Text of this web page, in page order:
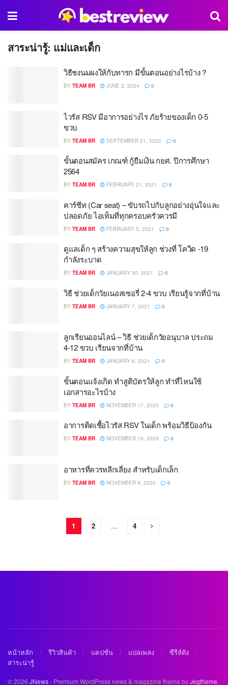
สาระน่ารู้: แม่และเด็ก
วิธีชงนมผงให้กับทารก มีขั้นตอนอย่างไรบ้าง ?
BY TEAM BR JUNE 2, 2024 0
ไวรัส RSV มีอาการอย่างไร ภัยร้ายของเด็ก 0-5
ขวบ
BY TEAM BR SEPTEMBER 21, 2022 0
ขั้นตอนสมัคร เกณฑ์ กู้ยืมเงิน กยศ. ปีการศึกษา
2564
BY TEAM BR FEBRUARY 21, 2021 0
คาร์ซีท (Car seat) – ขับรถไปกับลูกอย่างอุ่นใจและ
ปลอดภัย ไอเท็มที่ทุกครอบครัวควรมี
BY TEAM BR FEBRUARY 3, 2021 0
ดูแลเด็ก ๆ สร้างความสุขให้ลูก ช่วงที่ โควิด -19
กำลังระบาด
BY TEAM BR JANUARY 30, 2021 0
วิธี ช่วยเด็กวัยเนอสเซอรี่ 2-4 ขวบ เรียนรู้จากที่บ้าน
BY TEAM BR JANUARY 7, 2021 0
ลูกเรียนออนไลน์ – วิธี ช่วยเด็กวัยอนุบาล ประถม
4-12 ขวบ เรียนจากที่บ้าน
BY TEAM BR JANUARY 6, 2021 0
ขั้นตอนแจ้งเกิด ทำสูติบัตรให้ลูก ทำที่ไหนใช้
เอกสารอะไรบ้าง
BY TEAM BR NOVEMBER 17, 2020 0
อาการติดเชื้อไวรัส RSV ในเด็ก พร้อมวิธีป้องกัน
BY TEAM BR NOVEMBER 10, 2020 0
อาหารที่ควรหลีกเลี่ยง สำหรับเด็กเล็ก
BY TEAM BR NOVEMBER 9, 2020 0
1 2 … 4
หน้าหลัก รีวิวสินค้า แคปชั่น แปลเพลง
ซีรีส์ดัง
สาระน่ารู้
© 2026 JNews- Premium WordPress news & magazine theme byJegtheme.